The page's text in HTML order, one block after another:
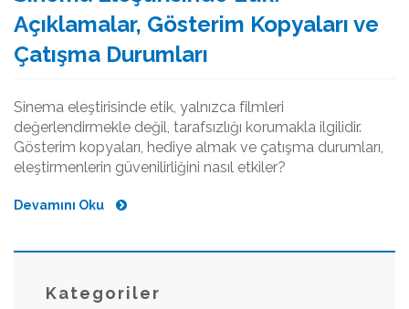
Açıklamalar, Gösterim Kopyaları ve
Çatışma Durumları
Sinema eleştirisinde etik, yalnızca filmleri
değerlendirmekle değil, tarafsızlığı korumakla ilgilidir.
Gösterim kopyaları, hediye almak ve çatışma durumları,
eleştirmenlerin güvenilirliğini nasıl etkiler?
Devamını Oku
Kategoriler